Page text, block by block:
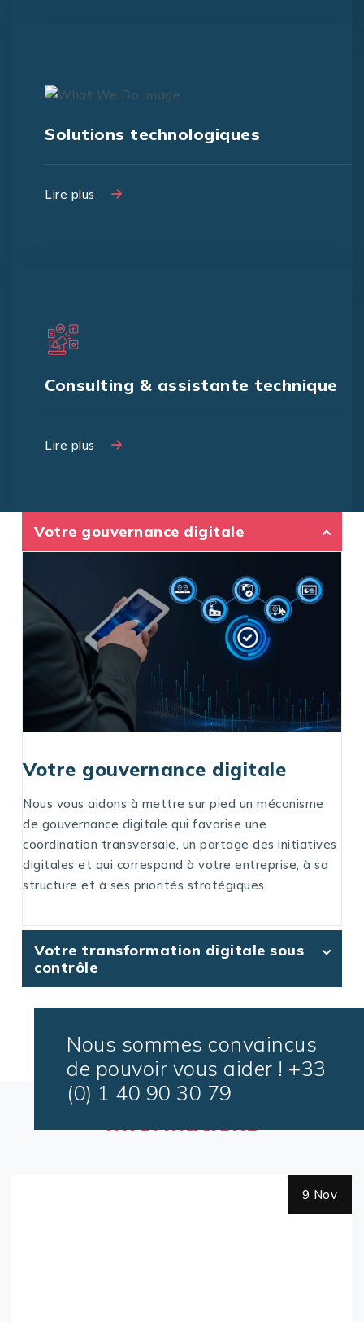
Solutions technologiques
Lire plus
Consulting & assistante technique
Lire plus
Lire plus
Votre gouvernance digitale
Votre gouvernance digitale
Nous vous aidons à mettre sur pied un mécanisme
de gouvernance digitale qui favorise une
coordination transversale, un partage des initiatives
digitales et qui correspond à votre entreprise, à sa
structure et à ses priorités stratégiques.
Votre transformation digitale sous
contrôle
Nous sommes convaincus
de pouvoir vous aider ! +33
(0) 1 40 90 30 79
Lisez nos dernières
informations
9 Nov